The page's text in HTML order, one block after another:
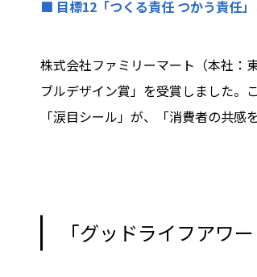
■ 目標12「つくる責任 つかう責任
株式会社ファミリーマート（本社：
ブルデザイン賞」を受賞しました。
「涙目シール」が、「消費者の共感
「グッドライフアワ